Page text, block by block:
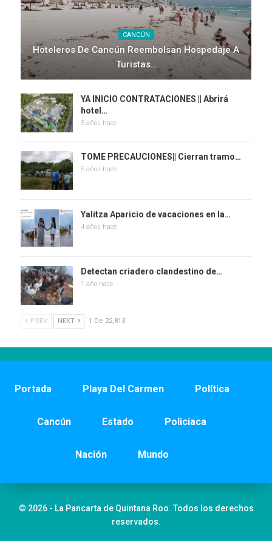
CANCÚN
Hoteleros De Cancún Reembolsan Hospedaje A
Turistas…
YA INICIO CONTRATACIONES || Abrirá
hotel…
5 años hace
TOME PRECAUCIONES|| Cierran tramo…
5 años hace
Yalitza Aparicio de vacaciones en la…
4 años hace
Detectan criadero clandestino de…
1 año hace
PREV NEXT 1 De 22,813
Portada Playa Del Carmen Política
Cancún Estado Policiaca
Nación Mundo
© 2026 - La Pancarta de Quintana Roo. Todos los derechos
reservados.